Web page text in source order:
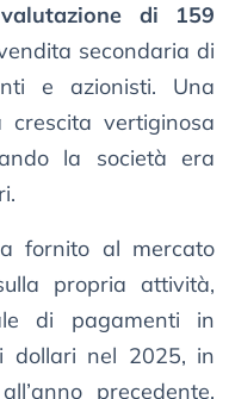
valutazione di 159
secondaria di
e azionisti. Una
vertiginosa
la società era
fornito al mercato
propria attività,
di pagamenti in
dollari nel 2025, in
precedente.